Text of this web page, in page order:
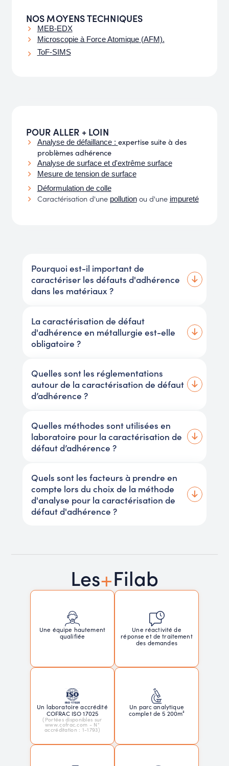
NOS MOYENS TECHNIQUES
MEB-EDX
Microscopie à Force Atomique (AFM).
ToF-SIMS
POUR ALLER + LOIN
Analyse de défaillance: expertise suite à des
problèmes adhérence
Analyse de surface et d'extrême surface
Mesure de tension de surface
Déformulation de colle
Caractérisation d'une pollutionou d'une impureté
Pourquoi est-il important de
caractériser les défauts d'adhérence
dans les matériaux ?
La caractérisation de défaut
d'adhérence en métallurgie est-elle
obligatoire ?
Quelles sont les réglementations
autour de la caractérisation de défaut
d’adhérence ?
Quelles méthodes sont utilisées en
laboratoire pour la caractérisation de
défaut d’adhérence ?
Quels sont les facteurs à prendre en
compte lors du choix de la méthode
d'analyse pour la caractérisation de
défaut d'adhérence ?
Les+Filab
Une équipe hautement
qualifiée
Une réactivité de
réponse et de traitement
des demandes
Un laboratoire accrédité
COFRAC ISO 17025
(Portées disponibles sur
www.cofrac.com - N°
accréditation : 1-1793)
Un parc analytique
complet de 5 200m²